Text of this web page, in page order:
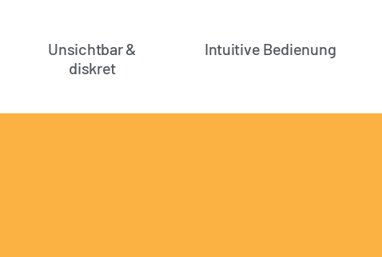
Unsichtbar &
diskret
Intuitive Bedienung